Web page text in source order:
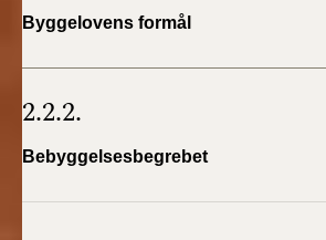
2010)
Byggelovens formål
2.2.2.
Bebyggelsesbegrebet